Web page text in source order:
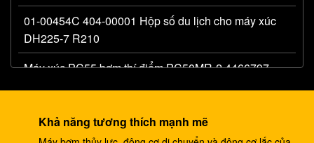
01-00454C 404-00001 Hộp số du lịch cho máy xúc
DH225-7 R210
Máy xúc PC55 bơm thí điểm PC50MR-2 4466797
Máy đào 330C A8V0200 bơm thí điểm E330C thủy
lực E345B 274-2491 345 bơm ram DH420
Khả năng tương thích mạnh mẽ